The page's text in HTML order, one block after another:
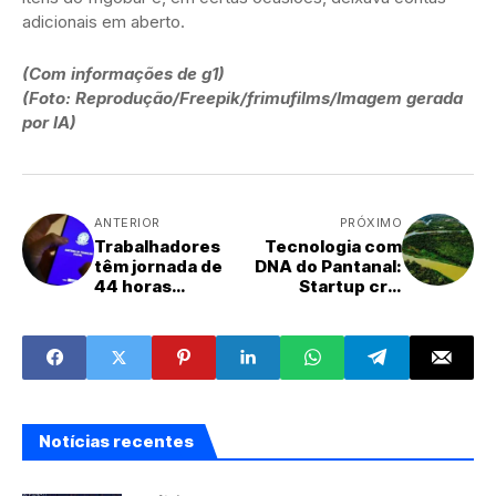
adicionais em aberto.
(Com informações de g1)
(Foto: Reprodução/Freepik/frimufilms/Imagem gerada
por IA)
ANTERIOR
Trabalhadores
têm jornada de
44 horas
PRÓXIMO
Tecnologia com
DNA do Pantanal:
Startup cria
clima da região
Notícias recentes